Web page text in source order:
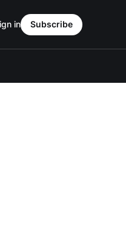
in Subscribe